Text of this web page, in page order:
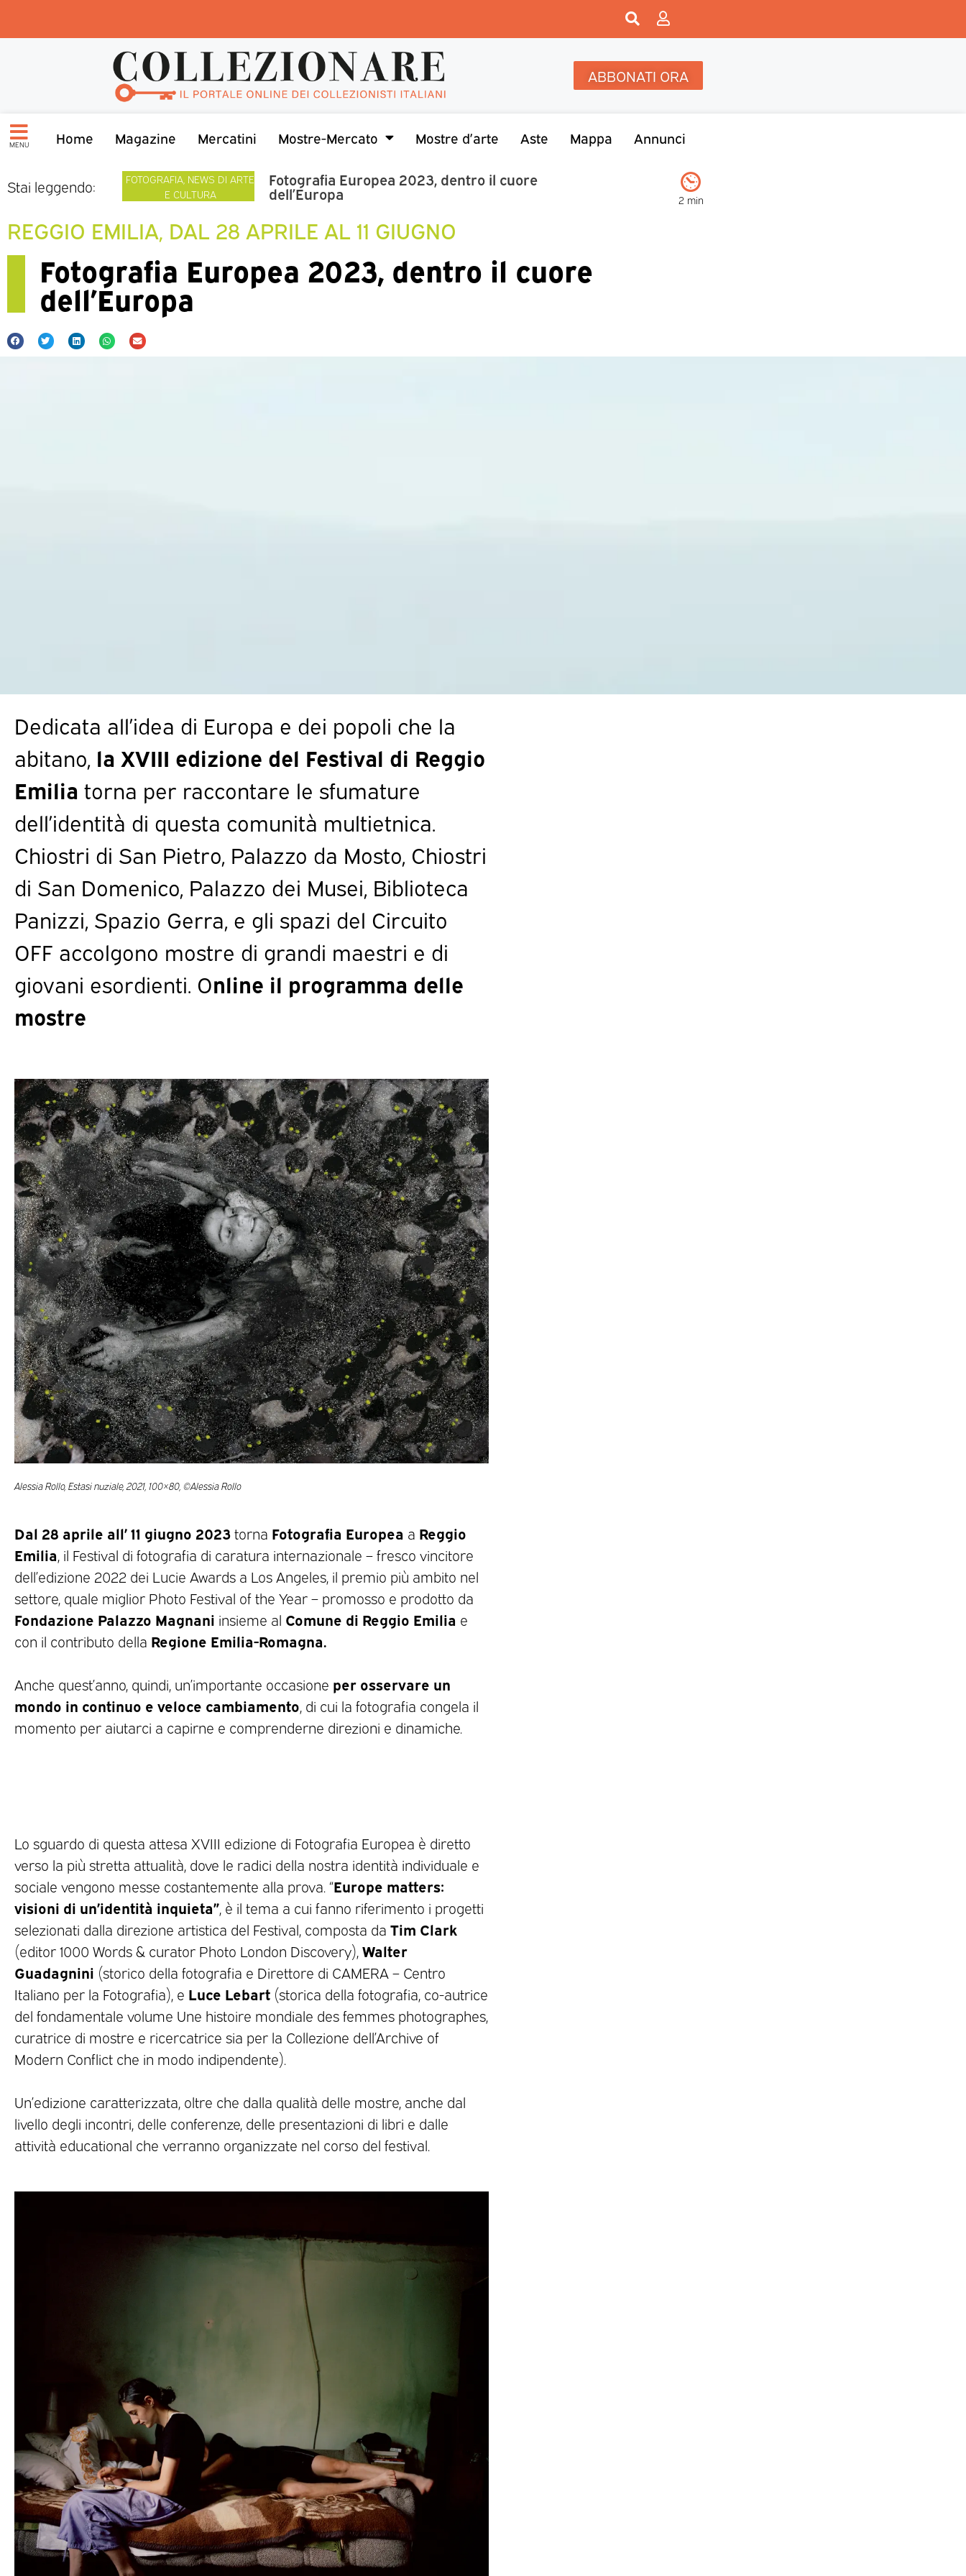
ABBONATI ORA
MENU Home Magazine Mercatini Mostre-Mercato Mostre d’arte Aste Mappa Annunci
Stai leggendo: FOTOGRAFIA NEWS DI ARTE
E CULTURA
Fotografia Europea 2023, dentro il cuore
dell’Europa 2 min
REGGIO EMILIA, DAL 28 APRILE AL 11 GIUGNO
Fotografia Europea 2023, dentro il cuore
dell’Europa
Dedicata all’idea di Europa e dei popoli che la
abitano, la XVIII edizione del Festival di Reggio
Emilia torna per raccontare le sfumature
dell’identità di questa comunità multietnica.
Chiostri di San Pietro, Palazzo da Mosto, Chiostri
di San Domenico, Palazzo dei Musei, Biblioteca
Panizzi, Spazio Gerra, e gli spazi del Circuito
OFF accolgono mostre di grandi maestri e di
giovani esordienti. Online il programma delle
mostre
Alessia Rollo, Estasi nuziale, 2021, 100×80, ©Alessia Rollo
Dal 28 aprile all’ 11 giugno 2023torna Fotografia Europea a Reggio
Emilia , il Festival di fotografia di caratura internazionale – fresco vincitore
dell’edizione 2022 dei Lucie Awards a Los Angeles, il premio più ambito nel
settore, quale miglior Photo Festival of the Year – promosso e prodotto da
Fondazione Palazzo Magnani insieme al Comune di Reggio Emilia e
con il contributo della Regione Emilia-Romagna.
Anche quest’anno, quindi, un’importante occasione per osservare un
mondo in continuo e veloce cambiamento , di cui la fotografia congela il
momento per aiutarci a capirne e comprenderne direzioni e dinamiche.
Lo sguardo di questa attesa XVIII edizione di Fotografia Europea è diretto
verso la più stretta attualità, dove le radici della nostra identità individuale e
sociale vengono messe costantemente alla prova. “Europe matters:
visioni di un’identità inquieta” , è il tema a cui fanno riferimento i progetti
selezionati dalla direzione artistica del Festival, composta da Tim Clark
(editor 1000 Words & curator Photo London Discovery), Walter
Guadagnini (storico della fotografia e Direttore di CAMERA – Centro
Italiano per la Fotografia), e Luce Lebart (storica della fotografia, co-autrice
del fondamentale volume Une histoire mondiale des femmes photographes,
curatrice di mostre e ricercatrice sia per la Collezione dell’Archive of
Modern Conflict che in modo indipendente).
Un’edizione caratterizzata, oltre che dalla qualità delle mostre, anche dal
livello degli incontri, delle conferenze, delle presentazioni di libri e dalle
attività educational che verranno organizzate nel corso del festival.